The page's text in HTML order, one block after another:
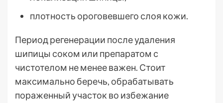
плотность ороговевшего слоя кожи.
Период регенерации после удаления
шипицы соком или препаратом с
чистотелом не менее важен. Стоит
максимально беречь, обрабатывать
пораженный участок во избежание